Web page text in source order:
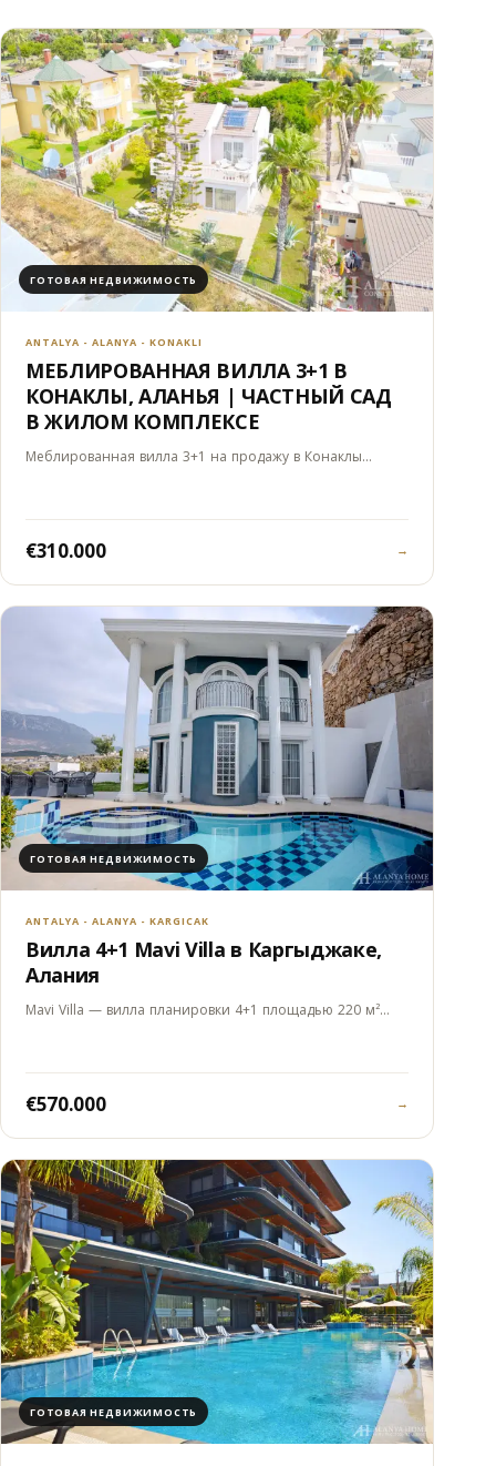
ГОТОВАЯ НЕДВИЖИМОСТЬ
ANTALYA - ALANYA - KONAKLI
МЕБЛИРОВАННАЯ ВИЛЛА 3+1 В
КОНАКЛЫ, АЛАНЬЯ | ЧАСТНЫЙ САД
В ЖИЛОМ КОМПЛЕКСЕ
Меблированная вилла 3+1 на продажу в Конаклы…
€310.000 →
ГОТОВАЯ НЕДВИЖИМОСТЬ
ANTALYA - ALANYA - KARGICAK
Вилла 4+1 Mavi Villa в Каргыджаке,
Алания
Mavi Villa — вилла планировки 4+1 площадью 220 м²…
€570.000 →
ГОТОВАЯ НЕДВИЖИМОСТЬ